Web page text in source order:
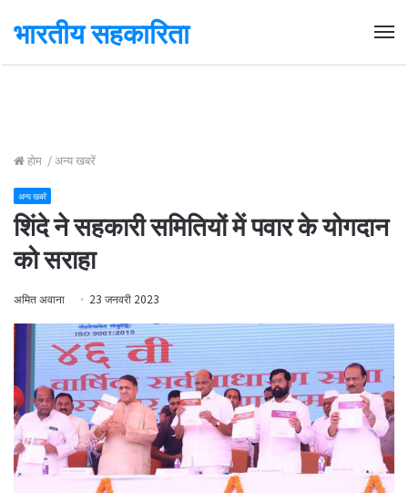
भारतीय सहकारिता
होम /अन्य खबरें
अन्य खबरें
शिंदे ने सहकारी समितियों में पवार के योगदान
को सराहा
अमित अवाना 23 जनवरी 2023